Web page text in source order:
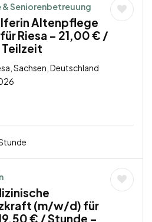
Seniorenbetreuung
Altenpflege
Riesa – 21,00 € /
Sachsen, Deutschland
(m/w/d) für
€ / Stunde –